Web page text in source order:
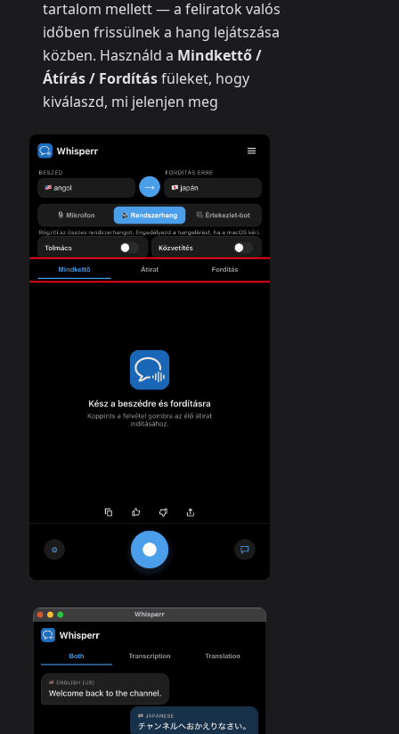
tartalom mellett — a feliratok valós
időben frissülnek a hang lejátszása
közben. Használd a Mindkettő /
Átírás / Fordításfüleket, hogy
kiválaszd, mi jelenjen meg